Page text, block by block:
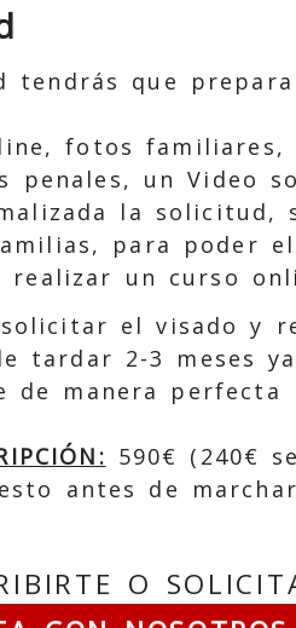
tendrás que
fotos
penales, un Video
la solicitud,
para poder
realizar un curso
el visado y
tardar 2-3 meses
de manera perfecta
590€ (240€
antes de
O